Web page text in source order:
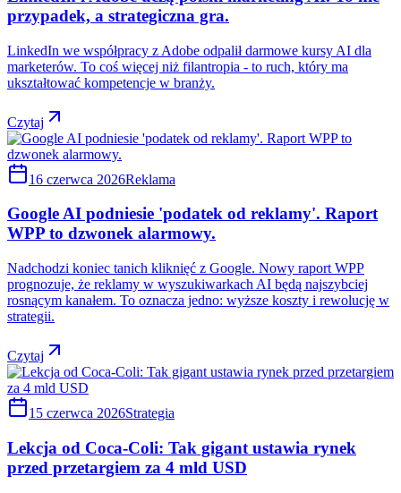
przypadek, a strategiczna gra.
LinkedIn we współpracy z Adobe odpalił darmowe kursy AI dla
marketerów. To coś więcej niż filantropia - to ruch, który ma
ukształtować kompetencje w branży.
Czytaj
16 czerwca 2026Reklama
Google AI podniesie 'podatek od reklamy'. Raport
WPP to dzwonek alarmowy.
Nadchodzi koniec tanich kliknięć z Google. Nowy raport WPP
prognozuje, że reklamy w wyszukiwarkach AI będą najszybciej
rosnącym kanałem. To oznacza jedno: wyższe koszty i rewolucję w
strategii.
Czytaj
15 czerwca 2026Strategia
Lekcja od Coca-Coli: Tak gigant ustawia rynek
przed przetargiem za 4 mld USD